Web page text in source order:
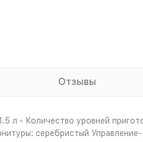
Отзывы
л - Количество уровней
серебристый Управление-